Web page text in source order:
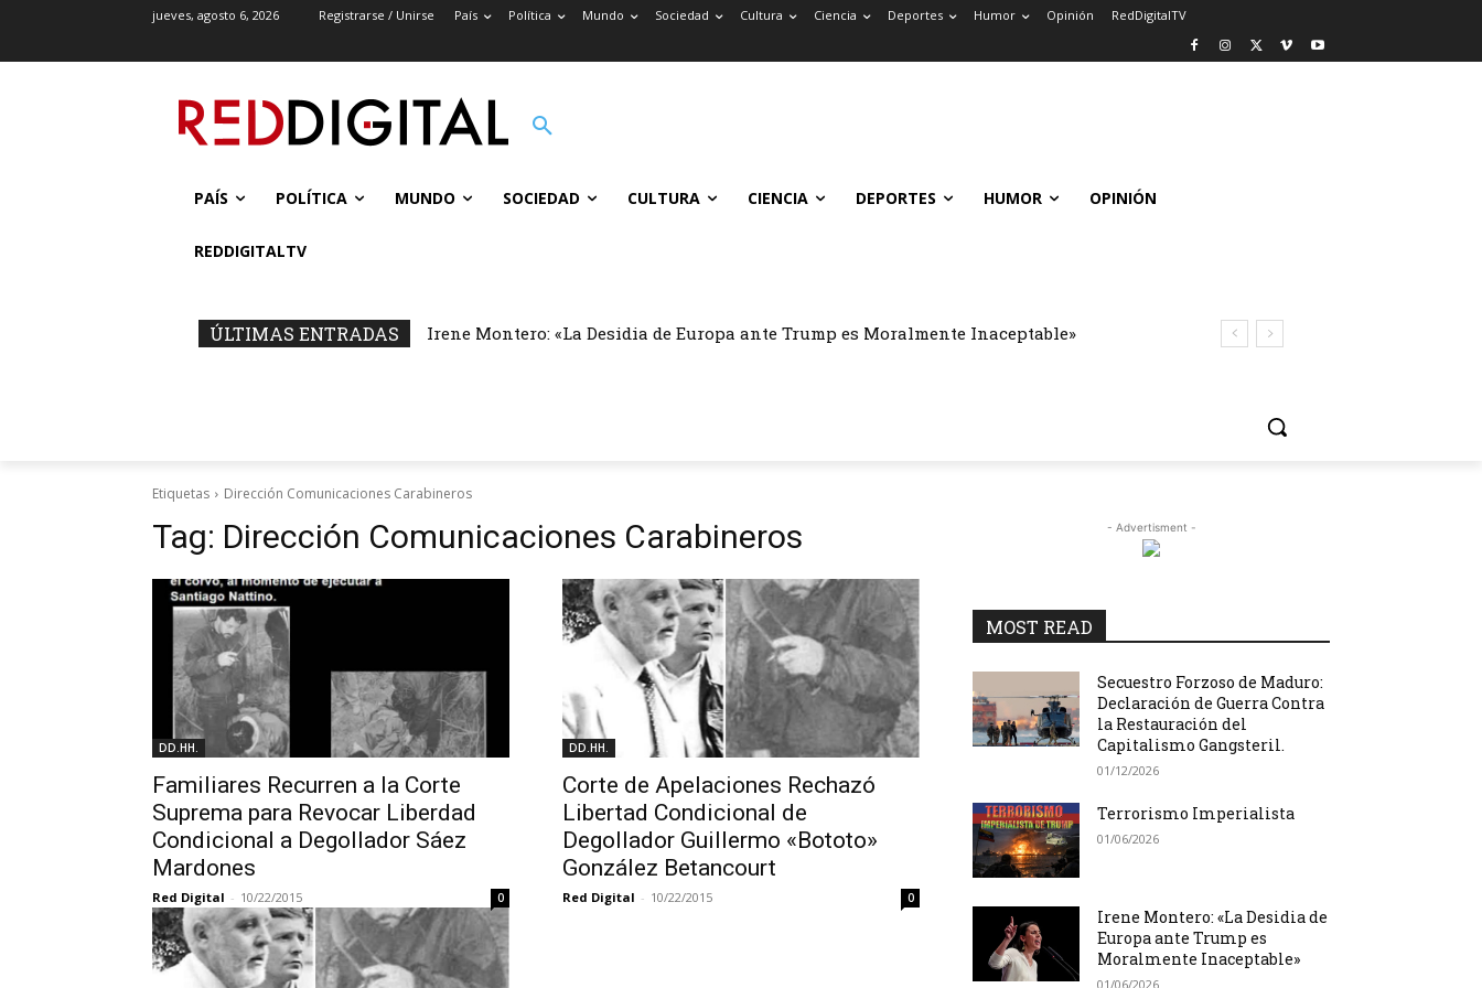
jueves, agosto 6, 2026 Registrarse / Unirse País Política Mundo Sociedad Cultura Ciencia Deportes Humor Opinión RedDigitalTV
PAÍS POLÍTICA MUNDO SOCIEDAD CULTURA CIENCIA DEPORTES HUMOR OPINIÓN
REDDIGITALTV
ÚLTIMAS ENTRADAS Irene Montero: «La Desidia de Europa ante Trump es Moralmente Inaceptable»
Etiquetas Dirección Comunicaciones Carabineros
Tag: Dirección Comunicaciones Carabineros
DD.HH.
Familiares Recurren a la Corte
Suprema para Revocar Liberdad
Condicional a Degollador Sáez
Mardones
Red Digital - 10/22/2015 0
DD.HH.
Corte de Apelaciones Rechazó
Libertad Condicional de
Degollador Guillermo «Bototo»
González Betancourt
Red Digital - 10/22/2015 0
- Advertisment -
MOST READ
Secuestro Forzoso de Maduro:
Declaración de Guerra Contra
la Restauración del
Capitalismo Gangsteril.
01/12/2026
Terrorismo Imperialista
01/06/2026
Irene Montero: «La Desidia de
Europa ante Trump es
Moralmente Inaceptable»
01/06/2026